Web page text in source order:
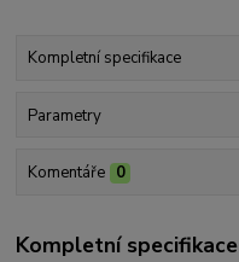
Kompletní specifikace
Parametry
Komentáře 0
Kompletní specifikace